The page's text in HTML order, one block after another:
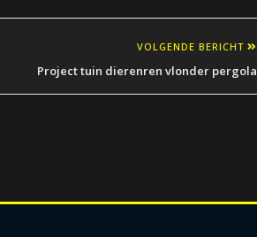
VOLGENDE BERICHT
Project tuin dierenren vlonder pergola